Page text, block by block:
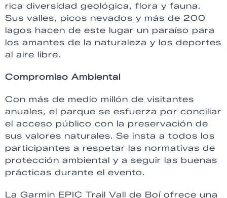
rica diversidad geológica, flora y fauna.
Sus valles, picos nevados y más de 200
lagos hacen de este lugar un paraíso para
los amantes de la naturaleza y los deportes
al aire libre.
Compromiso Ambiental
Con más de medio millón de visitantes
anuales, el parque se esfuerza por conciliar
el acceso público con la preservación de
sus valores naturales. Se insta a todos los
participantes a respetar las normativas de
protección ambiental y a seguir las buenas
prácticas durante el evento.
La Garmin EPIC Trail Vall de Boí ofrece una